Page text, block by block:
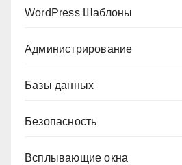
WordPress Шаблоны
Администрирование
Базы данных
Безопасность
Всплывающие окна